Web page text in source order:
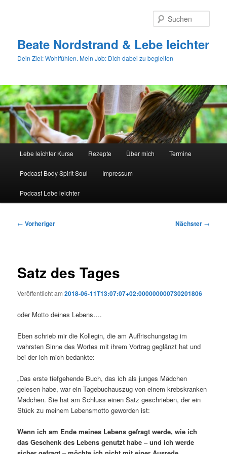
Beate Nordstrand & Lebe leichter
Dein Ziel: Wohlfühlen. Mein Job: Dich dabei zu begleiten
Lebe leichter Kurse Rezepte Über mich Termine
Podcast Body Spirit Soul Impressum
Podcast Lebe leichter
Beitragsnavigation
← Vorheriger Nächster →
Satz des Tages
Veröffentlicht am2018-06-11T13:07:07+02:000000000730201806
oder Motto deines Lebens….
Eben schrieb mir die Kollegin, die am Auffrischungstag im
wahrsten Sinne des Wortes mit ihrem Vortrag geglänzt hat und
bei der ich mich bedankte:
„Das erste tiefgehende Buch, das ich als junges Mädchen
gelesen habe, war ein Tagebuchauszug von einem krebskranken
Mädchen. Sie hat am Schluss einen Satz geschrieben, der ein
Stück zu meinem Lebensmotto geworden ist:
Wenn ich am Ende meines Lebens gefragt werde, wie ich
das Geschenk des Lebens genutzt habe – und ich werde